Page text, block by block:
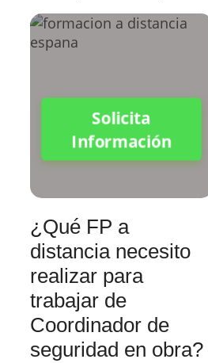
Solicita
Información
¿Qué FP a
distancia necesito
realizar para
trabajar de
Coordinador de
seguridad en obra?